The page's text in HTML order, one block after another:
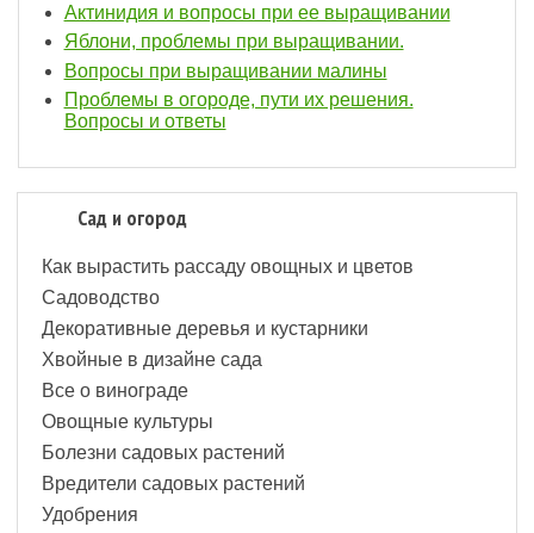
Актинидия и вопросы при ее выращивании
Яблони, проблемы при выращивании.
Вопросы при выращивании малины
Проблемы в огороде, пути их решения.
Вопросы и ответы
Сад и огород
Как вырастить рассаду овощных и цветов
Садоводство
Декоративные деревья и кустарники
Хвойные в дизайне сада
Все о винограде
Овощные культуры
Болезни садовых растений
Вредители садовых растений
Удобрения